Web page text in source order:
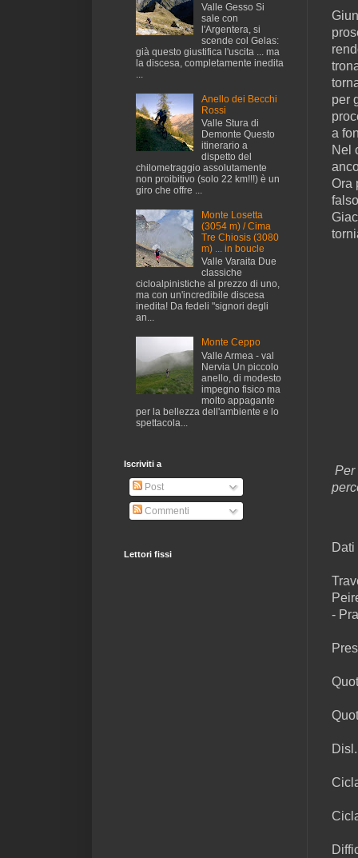
per
a
Nel
Ora
Per
Dati
-
Valle Gesso Si
sale con
l'Argentera, si
scende col Gelas:
già questo giustifica l'uscita ... ma
la discesa, completamente inedita
...
Anello dei Becchi
Rossi
Valle Stura di
Demonte Questo
itinerario a
dispetto del
chilometraggio assolutamente
non proibitivo (solo 22 km!!!) è un
giro che offre ...
Monte Losetta
(3054 m) / Cima
Tre Chiosis (3080
m) ... in boucle
Valle Varaita Due
classiche
cicloalpinistiche al prezzo di uno,
ma con un'incredibile discesa
inedita! Da fedeli "signori degli
an...
Monte Ceppo
Valle Armea - val
Nervia Un piccolo
anello, di modesto
impegno fisico ma
molto appagante
per la bellezza dell'ambiente e lo
spettacola...
Iscriviti a
Post
Commenti
Lettori fissi